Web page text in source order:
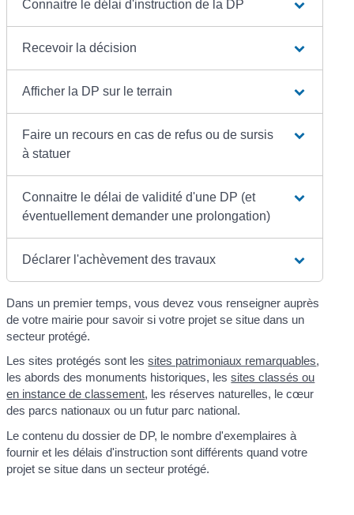
Connaitre le délai d'instruction de la DP
Recevoir la décision
Afficher la DP sur le terrain
Faire un recours en cas de refus ou de sursis
à statuer
Connaitre le délai de validité d'une DP (et
éventuellement demander une prolongation)
Déclarer l'achèvement des travaux
Dans un premier temps, vous devez vous renseigner auprès
de votre mairie pour savoir si votre projet se situe dans un
secteur protégé.
Les sites protégés sont lessites patrimoniaux remarquables,
les abords des monuments historiques, lessites classés ou
en instance de classement, les réserves naturelles, le cœur
des parcs nationaux ou un futur parc national.
Le contenu du dossier de DP, le nombre d'exemplaires à
fournir et les délais d'instruction sont différents quand votre
projet se situe dans un secteur protégé.